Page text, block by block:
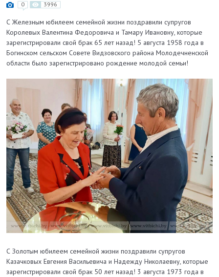
0 3996
С Железным юбилеем семейной жизни поздравили супругов
Королевых Валентина Федоровича и Тамару Ивановну, которые
зарегистрировали свой брак 65 лет назад! 5 августа 1958 года в
Богинском сельском Совете Видзовского района Молодечненской
области было зарегистрировано рождение молодой семьи!
С Золотым юбилеем семейной жизни поздравили супругов
Казачковых Евгения Васильевича и Надежду Николаевну, которые
зарегистрировали свой брак 50 лет назад! 3 августа 1973 года в